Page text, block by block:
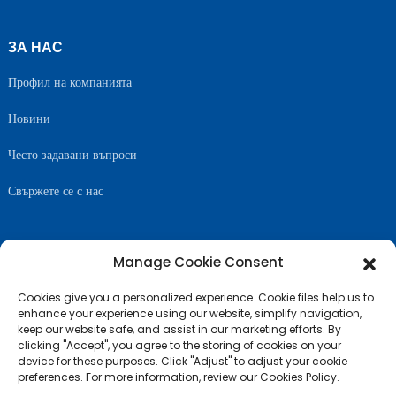
ЗА НАС
Профил на компанията
Новини
Често задавани въпроси
Свържете се с нас
Manage Cookie Consent
Cookies give you a personalized experience. Cookie files help us to
enhance your experience using our website, simplify navigation,
keep our website safe, and assist in our marketing efforts. By
clicking "Accept", you agree to the storing of cookies on your
device for these purposes. Click "Adjust" to adjust your cookie
preferences. For more information, review our Cookies Policy.